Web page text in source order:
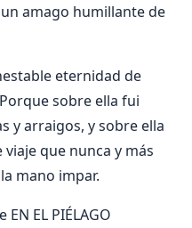
amago humillante de
eternidad de
sobre ella fui
y arraigos, y sobre ella
que nunca y más
mano impar.
EL PIÉLAGO